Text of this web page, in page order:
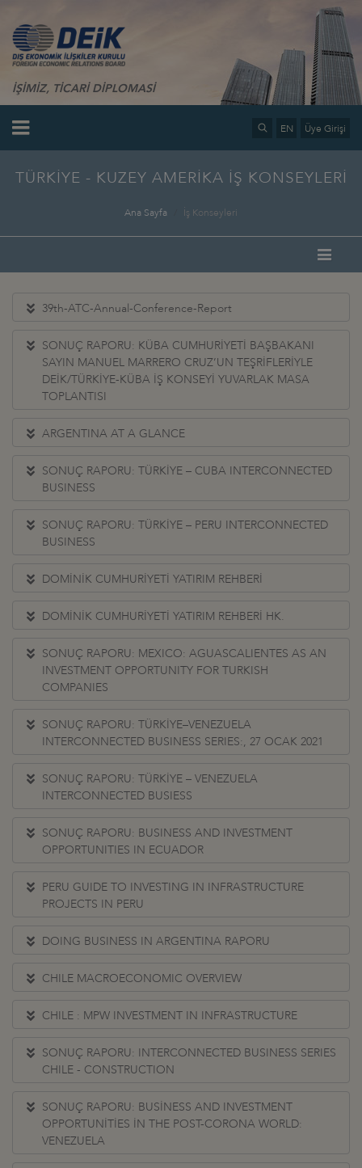
İŞİMİZ, TİCARİ DİPLOMASİ
EN Üye Girişi
TÜRKİYE - KUZEY AMERİKA İŞ KONSEYLERİ
Ana Sayfa İş Konseyleri
39th-ATC-Annual-Conference-Report
SONUÇ RAPORU: KÜBA CUMHURİYETİ BAŞBAKANI
SAYIN MANUEL MARRERO CRUZ’UN TEŞRİFLERİYLE
DEİK/TÜRKİYE-KÜBA İŞ KONSEYİ YUVARLAK MASA
TOPLANTISI
ARGENTINA AT A GLANCE
SONUÇ RAPORU: TÜRKİYE – CUBA INTERCONNECTED
BUSINESS
SONUÇ RAPORU: TÜRKİYE – PERU INTERCONNECTED
BUSINESS
DOMİNİK CUMHURİYETİ YATIRIM REHBERİ
DOMİNİK CUMHURİYETİ YATIRIM REHBERİ HK.
SONUÇ RAPORU: MEXICO: AGUASCALIENTES AS AN
INVESTMENT OPPORTUNITY FOR TURKISH
COMPANIES
SONUÇ RAPORU: TÜRKİYE–VENEZUELA
INTERCONNECTED BUSINESS SERIES:, 27 OCAK 2021
SONUÇ RAPORU: TÜRKİYE – VENEZUELA
INTERCONNECTED BUSIESS
SONUÇ RAPORU: BUSINESS AND INVESTMENT
OPPORTUNITIES IN ECUADOR
PERU GUIDE TO INVESTING IN INFRASTRUCTURE
PROJECTS IN PERU
DOING BUSINESS IN ARGENTINA RAPORU
CHILE MACROECONOMIC OVERVIEW
CHILE : MPW INVESTMENT IN INFRASTRUCTURE
SONUÇ RAPORU: INTERCONNECTED BUSINESS SERIES
CHILE - CONSTRUCTION
SONUÇ RAPORU: BUSİNESS AND INVESTMENT
OPPORTUNİTİES İN THE POST-CORONA WORLD:
VENEZUELA